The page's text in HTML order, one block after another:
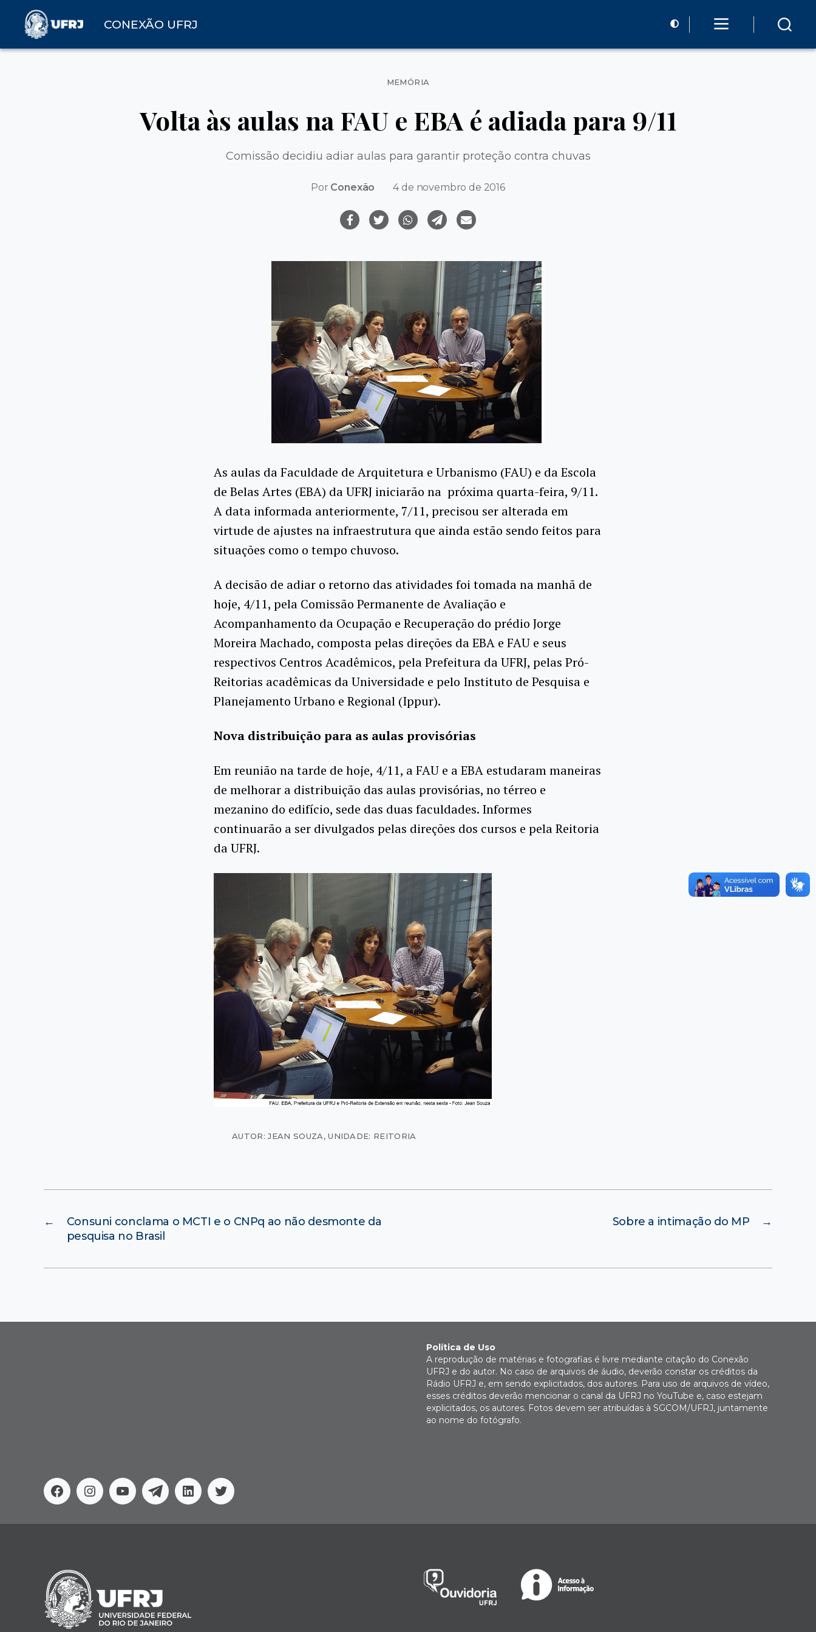
CONEXÃO UFRJ
Categorias
MEMÓRIA
Volta às aulas na FAU e EBA é adiada para 9/11
Comissão decidiu adiar aulas para garantir proteção contra chuvas
Por Conexão 4 de novembro de 2016
As aulas da Faculdade de Arquitetura e Urbanismo (FAU) e da Escola
de Belas Artes (EBA) da UFRJ iniciarão na próxima quarta-feira, 9/11.
A data informada anteriormente, 7/11, precisou ser alterada em
virtude de ajustes na infraestrutura que ainda estão sendo feitos para
situações como o tempo chuvoso.
A decisão de adiar o retorno das atividades foi tomada na manhã de
hoje, 4/11, pela Comissão Permanente de Avaliação e
Acompanhamento da Ocupação e Recuperação do prédio Jorge
Moreira Machado, composta pelas direções da EBA e FAU e seus
respectivos Centros Acadêmicos, pela Prefeitura da UFRJ, pelas Pró-
Reitorias acadêmicas da Universidade e pelo Instituto de Pesquisa e
Planejamento Urbano e Regional (Ippur).
Nova distribuição para as aulas provisórias
Em reunião na tarde de hoje, 4/11, a FAU e a EBA estudaram maneiras
de melhorar a distribuição das aulas provisórias, no térreo e
mezanino do edifício, sede das duas faculdades. Informes
continuarão a ser divulgados pelas direções dos cursos e pela Reitoria
da UFRJ.
AUTOR: JEAN SOUZA,UNIDADE: REITORIA
←
Consuni conclama o MCTI e o CNPq ao não desmonte da
pesquisa no Brasil
→
Sobre a intimação do MP
FacebookInstagram
YoutubeTelegramLinkedinTwitter
Política de Uso
A reprodução de matérias e fotografias é livre mediante citação do Conexão
UFRJ e do autor. No caso de arquivos de áudio, deverão constar os créditos da
Rádio UFRJ e, em sendo explicitados, dos autores. Para uso de arquivos de vídeo,
esses créditos deverão mencionar o canal da UFRJ no YouTube e, caso estejam
explicitados, os autores. Fotos devem ser atribuídas à SGCOM/UFRJ, juntamente
ao nome do fotógrafo.